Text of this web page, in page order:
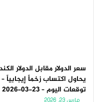
سعر الدولار مقابل الدولار
يحاول اكتساب زخماً إيجابياً –
توقعات اليوم – 23-03-2026
مارس 23, 2026